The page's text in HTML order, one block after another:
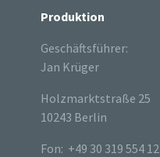
Produktion
Geschäftsführer:
Jan Krüger
Holzmarktstraße 25
10243 Berlin
Fon: +49 30 319 554 12